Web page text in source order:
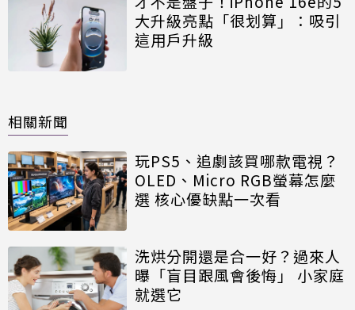
大升級亮點「很划算」：吸引
這用戶升級
相關新聞
玩PS5、追劇該買哪款電視？
OLED、Micro RGB螢幕怎麼
選 核心優缺點一次看
洗烘分開還是合一好？過來人
曝「盲目跟風會後悔」 小家庭
就選它